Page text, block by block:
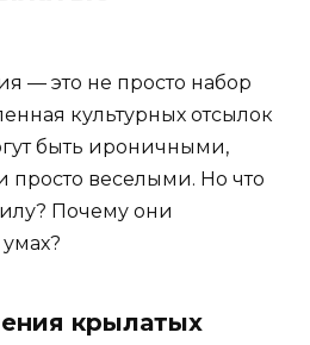
— это не просто набор
культурных отсылок
быть ироничными,
веселыми. Но что
Почему они
крылатых